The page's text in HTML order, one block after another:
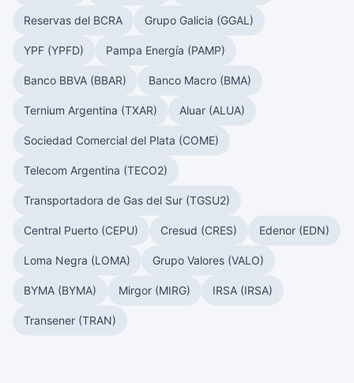
Reservas del BCRA Grupo Galicia (GGAL)
YPF (YPFD) Pampa Energía (PAMP)
Banco BBVA (BBAR) Banco Macro (BMA)
Ternium Argentina (TXAR) Aluar (ALUA)
Sociedad Comercial del Plata (COME)
Telecom Argentina (TECO2)
Transportadora de Gas del Sur (TGSU2)
Central Puerto (CEPU) Cresud (CRES) Edenor (EDN)
Loma Negra (LOMA) Grupo Valores (VALO)
BYMA (BYMA) Mirgor (MIRG) IRSA (IRSA)
Transener (TRAN)